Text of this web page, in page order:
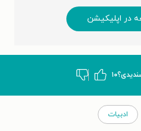
در اپلیکیشن
۱۰
ادبیات